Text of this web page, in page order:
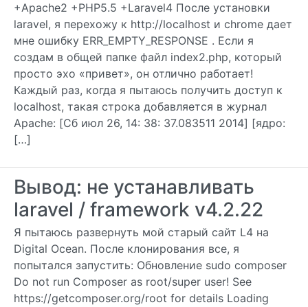
+Apache2 +PHP5.5 +Laravel4 После установки
laravel, я перехожу к http://localhost и chrome дает
мне ошибку ERR_EMPTY_RESPONSE . Если я
создам в общей папке файл index2.php, который
просто эхо «привет», он отлично работает!
Каждый раз, когда я пытаюсь получить доступ к
localhost, такая строка добавляется в журнал
Apache: [Сб июл 26, 14: 38: 37.083511 2014] [ядро:
[…]
Вывод: не устанавливать
laravel / framework v4.2.22
Я пытаюсь развернуть мой старый сайт L4 на
Digital Ocean. После клонирования все, я
попытался запустить: Обновление sudo composer
Do not run Composer as root/super user! See
https://getcomposer.org/root for details Loading